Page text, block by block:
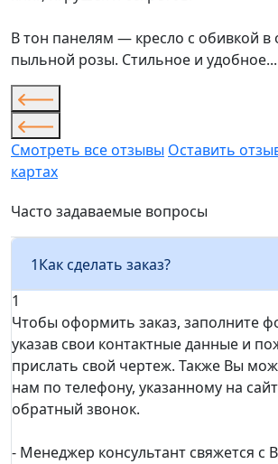
В тон панелям — кресло с обивкой в
пыльной розы. Стильное и удобное...
Смотреть все отзывы Оставить
картах
Часто задаваемые вопросы
1Как сделать заказ?
1
Чтобы оформить заказ, заполните
указав свои контактные данные и
прислать свой чертеж. Также Вы
нам по телефону, указанному на
обратный звонок.
- Менеджер консультант свяжется с